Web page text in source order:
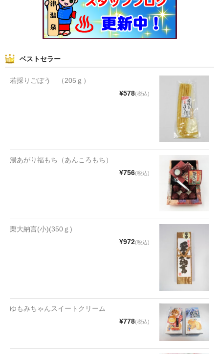
まんじゅう
スナック
その他
ベストセラー
若採りごぼう （205ｇ）
¥578(税込)
湯あがり福もち（あんころもち）
¥756(税込)
栗大納言(小)(350ｇ)
¥972(税込)
ゆもみちゃんスイートクリーム
¥778(税込)